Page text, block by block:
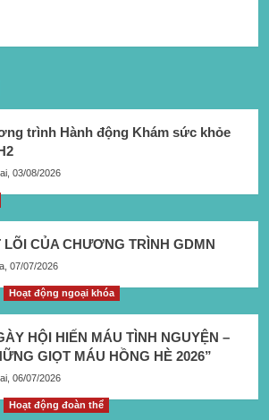
trình Hành động Khám sức khỏe
03/08/2026
CỦA CHƯƠNG TRÌNH GDMN
07/07/2026
Hoạt động ngoại khóa
HỘI HIẾN MÁU TÌNH NGUYỆN –
GIỌT MÁU HỒNG HÈ 2026”
06/07/2026
Hoạt động đoàn thể